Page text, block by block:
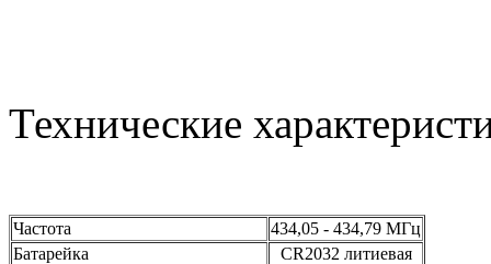
Технические
Частота
434,05 - 434,79 МГц
Батарейка
CR2032 литиевая